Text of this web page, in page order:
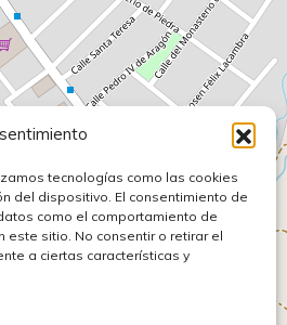
tecnologías como las cookies
del dispositivo. El consentimiento de
como el comportamiento de
este sitio. No consentir o retirar el
a ciertas características y